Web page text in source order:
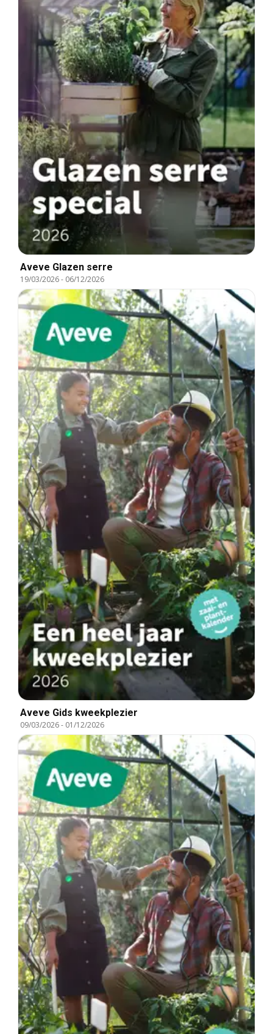
Aveve Glazen serre
19/03/2026- 06/12/2026
Aveve Gids kweekplezier
09/03/2026- 01/12/2026